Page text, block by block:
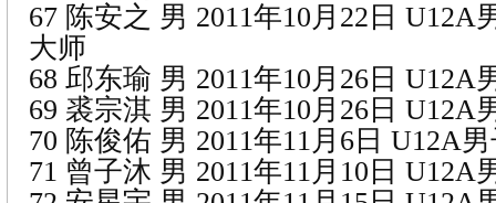
67 陈安之 男 2011年10月22日 U12A
大师
68 邱东瑜 男 2011年10月26日 U12A
69 裘宗淇 男 2011年10月26日 U12A
70 陈俊佑 男 2011年11月6日 U12A
71 曾子沐 男 2011年11月10日 U12A